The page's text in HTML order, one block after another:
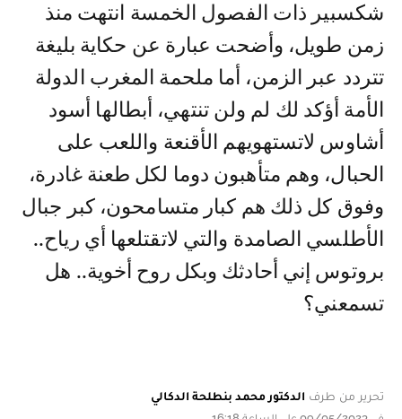
شكسبير ذات الفصول الخمسة انتهت منذ
زمن طويل، وأضحت عبارة عن حكاية بليغة
تتردد عبر الزمن، أما ملحمة المغرب الدولة
الأمة أؤكد لك لم ولن تنتهي، أبطالها أسود
أشاوس لاتستهويهم الأقنعة واللعب على
الحبال، وهم متأهبون دوما لكل طعنة غادرة،
وفوق كل ذلك هم كبار متسامحون، كبر جبال
الأطلسي الصامدة والتي لاتقتلعها أي رياح..
بروتوس إني أحادثك وبكل روح أخوية.. هل
تسمعني؟
تحرير من طرف الدكتور محمد بنطلحة الدكالي